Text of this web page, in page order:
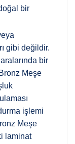
bir
gibi değildir.
bir
Meşe
işlemi
Meşe
laminat